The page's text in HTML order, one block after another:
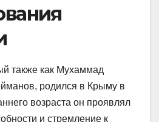
также как Мухаммад
родился в Крыму в
возраста он проявлял
и стремление к